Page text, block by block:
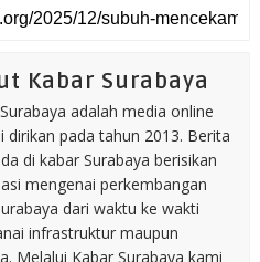
Kabar Surabaya
adalah media online
dirikan pada tahun 2013. Berita
di kabar Surabaya berisikan
mengenai perkembangan
dari waktu ke wakti
infrastruktur maupun
Melalui Kabar Surabaya kami